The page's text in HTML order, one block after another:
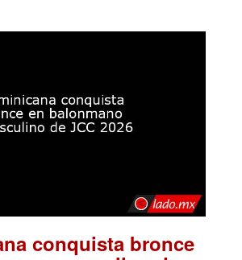
conquista bronce